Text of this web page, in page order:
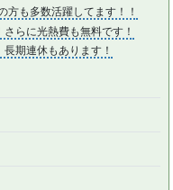
方も多数活躍してます！！
さらに光熱費も無料です！
期連休もあります！